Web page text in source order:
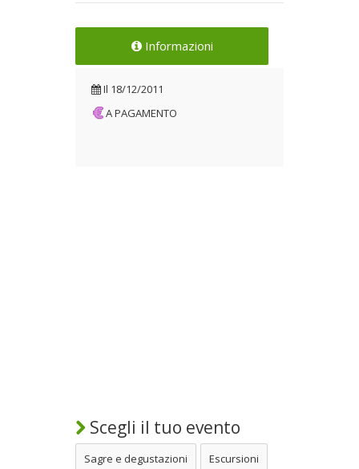
Informazioni
Il 18/12/2011
A PAGAMENTO
Scegli il tuo evento
Sagre e degustazioni Escursioni